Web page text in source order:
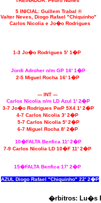
5 INICIAL: Guillem Trabal ®
Valter Neves, Diogo Rafael "Chiquinho"
Carlos Nicolia e Jo�o Rodrigues
1-3 Jo�o Rodrigues 5' 1�P
Jordi Adroher n/m GP 16' 1�P
2-5 Miguel Rocha 16' 1�P
--- INT ---
Carlos Nicolia n/m LD Azul 1' 2�P
3-7 Jo�o Rodrigues PwP 5X4 1' 2�P
4-7 Carlos Nicolia 3' 2�P
5-7 Carlos Nicolia 5' 2�P
6-7 Miguel Rocha 8' 2�P
10�FALTA Benfica 11' 2�P
7-9 Carlos Nicolia LD 10�F 11' 2�P
15�FALTA Benfica 17' 2�P
AZUL Diogo Rafael "Chiquinho" 22' 2�P
�rbitros: Lu�s